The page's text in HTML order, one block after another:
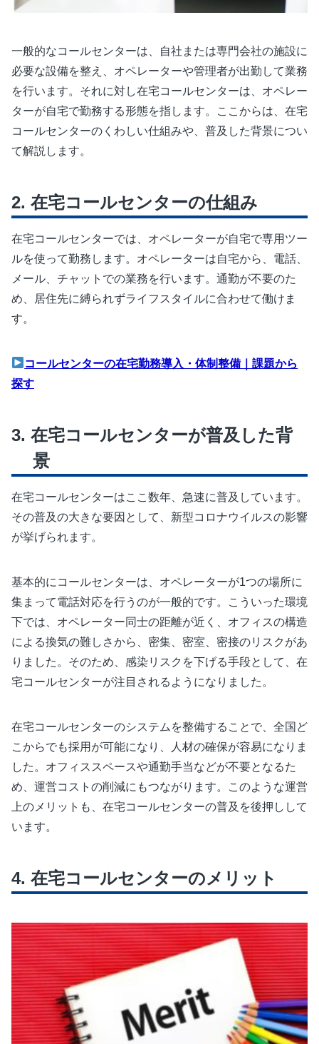
一般的なコールセンターは、自社または専門会社の施設に
必要な設備を整え、オペレーターや管理者が出勤して業務
を行います。それに対し在宅コールセンターは、オペレー
ターが自宅で勤務する形態を指します。ここからは、在宅
コールセンターのくわしい仕組みや、普及した背景につい
て解説します。
在宅コールセンターの仕組み
在宅コールセンターでは、オペレーターが自宅で専用ツー
ルを使って勤務します。オペレーターは自宅から、電話、
メール、チャットでの業務を行います。通勤が不要のた
め、居住先に縛られずライフスタイルに合わせて働けま
す。
コールセンターの在宅勤務導入・体制整備｜課題から
探す
在宅コールセンターが普及した背
景
在宅コールセンターはここ数年、急速に普及しています。
その普及の大きな要因として、新型コロナウイルスの影響
が挙げられます。
基本的にコールセンターは、オペレーターが1つの場所に
集まって電話対応を行うのが一般的です。こういった環境
下では、オペレーター同士の距離が近く、オフィスの構造
による換気の難しさから、密集、密室、密接のリスクがあ
りました。そのため、感染リスクを下げる手段として、在
宅コールセンターが注目されるようになりました。
在宅コールセンターのシステムを整備することで、全国ど
こからでも採用が可能になり、人材の確保が容易になりま
した。オフィススペースや通勤手当などが不要となるた
め、運営コストの削減にもつながります。このような運営
上のメリットも、在宅コールセンターの普及を後押しして
います。
在宅コールセンターのメリット